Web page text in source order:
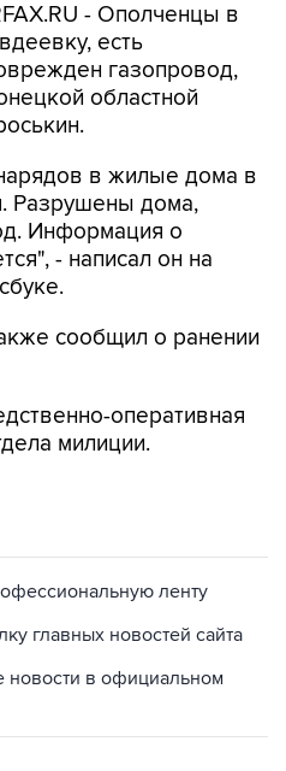
- Ополченцы в
есть
газопровод,
областной
в жилые дома в
Разрушены дома,
Информация о
- написал он на
сообщил о ранении
оперативная
милиции.
ленту
главных новостей сайта
новости в официальном